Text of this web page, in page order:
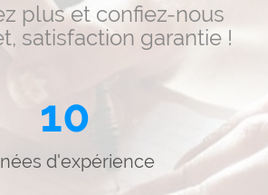
plus et confiez-nous
satisfaction garantie !
10
d'expérience